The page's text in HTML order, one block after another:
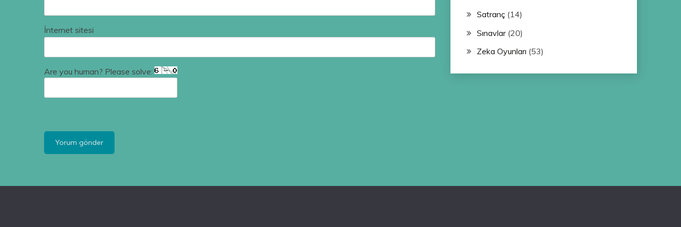
İnternet sitesi
Are you human? Please solve:
Satranç(14)
Sınavlar(20)
Zeka Oyunları (53)